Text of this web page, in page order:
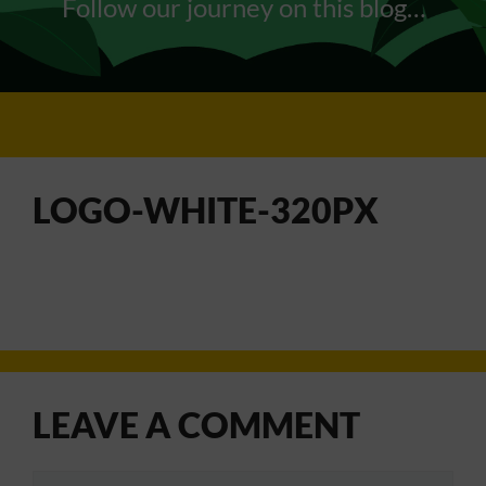
Follow our journey on this blog…
LOGO-WHITE-320PX
LEAVE A COMMENT